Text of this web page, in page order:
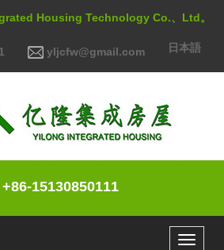
Housing Technology Co.、Ltd。
yljcfw@gmail.com 日本語
Toggle
+86-15130850111